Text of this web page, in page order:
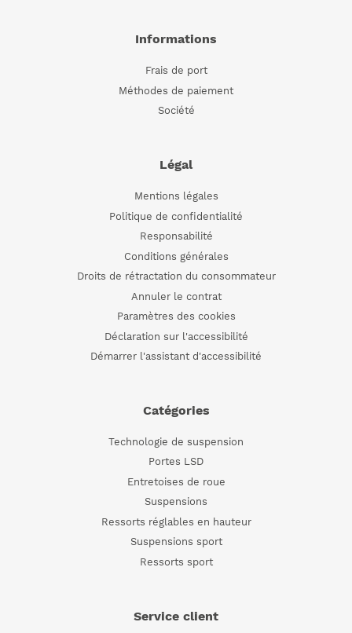
Informations
Frais de port
Méthodes de paiement
Société
Légal
Mentions légales
Politique de confidentialité
Responsabilité
Conditions générales
Droits de rétractation du consommateur
Annuler le contrat
Paramètres des cookies
Déclaration sur l'accessibilité
Démarrer l'assistant d'accessibilité
Catégories
Technologie de suspension
Portes LSD
Entretoises de roue
Suspensions
Ressorts réglables en hauteur
Suspensions sport
Ressorts sport
Service client